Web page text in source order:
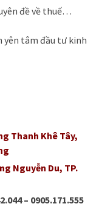
đề về thuế…
yên tâm đầu tư kinh
Thanh Khê Tây,
Nguyễn Du, TP.
– 0905.171.555